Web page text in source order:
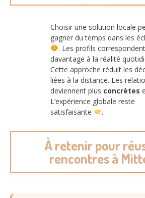
Choisir une solution locale
gagner du temps dans les
. Les profils correspondent
davantage à la réalité
Cette approche réduit les
liées à la distance. Les
deviennent plus concrètes
L’expérience globale reste
satisfaisante
.
À retenir pour
rencontres à